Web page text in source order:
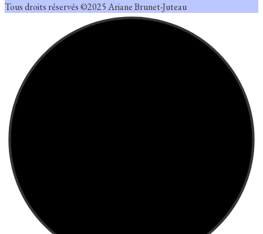
Tous droits réservés ©2025 Ariane Brunet-Juteau